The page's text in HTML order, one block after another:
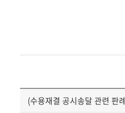
(수용재결 공시송달 관련 판